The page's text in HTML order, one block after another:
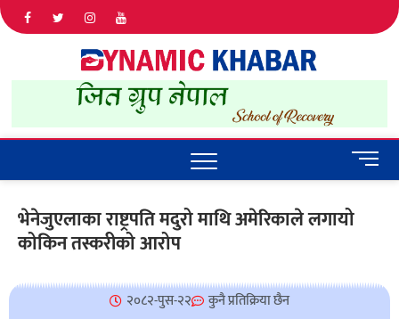
IN NEPAL
M
e
भेनेजुएलाका राष्ट्रपति मदुरो माथि अमेरिकाले लगायो
कोकिन तस्करीको आरोप
२०८२-पुस-२२ कुनै प्रतिक्रिया छैन